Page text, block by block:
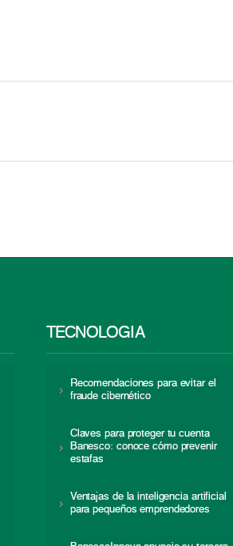
TECNOLOGÍA
Recomendaciones para evitar el
fraude cibernético
Claves para proteger tu cuenta
Banesco: conoce cómo prevenir
estafas
Ventajas de la inteligencia artificial
para pequeños emprendedores